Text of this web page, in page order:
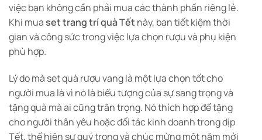
việc bạn không cần phải mua các thành phần riêng lẻ.
Khi mua set trang trí quà Tết này, bạn tiết kiệm thời
gian và công sức trong việc lựa chọn rượu và phụ kiện
phù hợp.
Lý do mà set quà rượu vang là một lựa chọn tốt cho
người mua là vì nó là biểu tượng của sự sang trọng và
tặng quà mà ai cũng trân trọng. Nó thích hợp để tặng
cho người thân yêu hoặc đối tác kinh doanh trong dịp
Tết, thể hiện sự quý trọng và chúc mừng một năm mới